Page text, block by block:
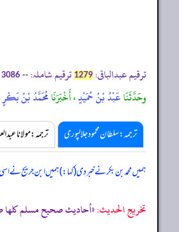
ترقیم عبدالباقی: 1279 ترقیم شاملہ: --
3086
وحَدَّثَنَاعَبْدُ بْنُ حُمَيْدٍ، أَخْبَرَنَامُحَمَّدُ بْنُ بَكْرٍ
ترجمہ:سلطان محمود جلالپوری ترجمہ:مولانا
ہمیں محمد بن بکر نے خبر دی (کہا:) ہمیں ابن جریج
تخریج الحدیث:«أحاديث صحيح مسلم